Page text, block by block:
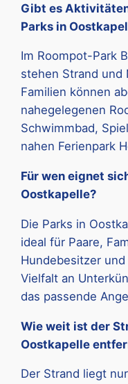
Gibt es
Parks in
Im Roompot-Park
stehen Strand und
Familien können
nahegelegenen
Schwimmbad,
nahen Ferienpark
Für wen eignet
Oostkapelle?
Die Parks in
ideal für Paare,
Hundebesitzer
Vielfalt an
das passende
Wie weit ist der
Oostkapelle
Der Strand liegt